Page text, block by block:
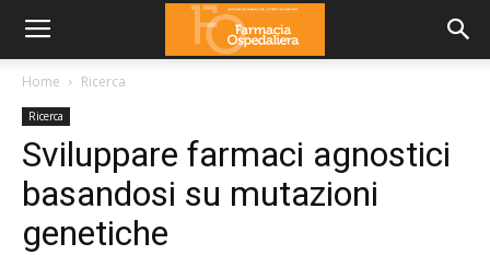
Home Ricerca
Ricerca
Sviluppare farmaci agnostici
basandosi su mutazioni
genetiche